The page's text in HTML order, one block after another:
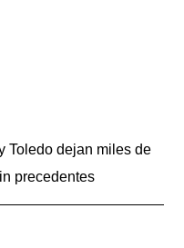
Toledo dejan miles de
precedentes